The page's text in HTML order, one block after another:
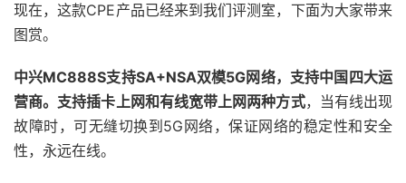
现在，这款CPE产品已经来到我们评测室，下面为大家带来
图赏。
中兴MC888S支持SA+NSA双模5G网络，支持中国四大运
营商。支持插卡上网和有线宽带上网两种方式，当有线出现
故障时，可无缝切换到5G网络，保证网络的稳定性和安全
性，永远在线。